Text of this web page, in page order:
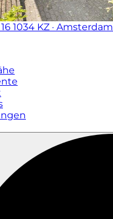
1034 KZ · Amsterdam